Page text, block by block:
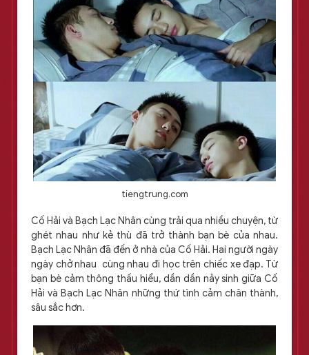
tiengtrung.com
Cố Hải và Bạch Lạc Nhân cùng trải qua nhiều chuyện, từ
ghét nhau như kẻ thù đã trở thành bạn bè của nhau.
Bạch Lạc Nhân đã đến ở nhà của Cố Hải. Hai người ngày
ngày chở nhau cùng nhau đi học trên chiếc xe đạp. Từ
bạn bè cảm thông thấu hiểu, dần dần nảy sinh giữa Cố
Hải và Bạch Lạc Nhân những thứ tình cảm chân thành,
sâu sắc hơn.